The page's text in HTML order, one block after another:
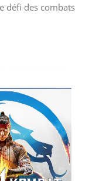
défi des combats